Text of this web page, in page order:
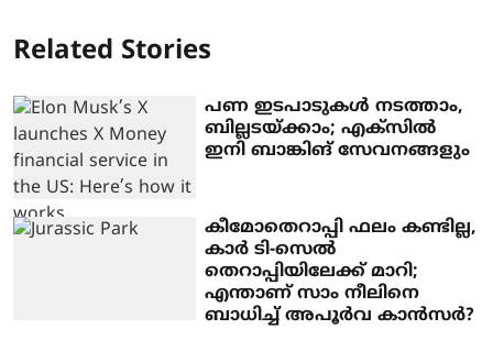
Related Stories
പണ ഇടപാടുകള്‍ നടത്താം,
ബില്ലടയ്ക്കാം; എക്സില്‍
ഇനി ബാങ്കിങ് സേവനങ്ങളും
കീമോതെറാപ്പി ഫലം കണ്ടില്ല,
കാർ ടി-സെൽ
തെറാപ്പിയിലേക്ക് മാറി;
എന്താണ് സാം നീലിനെ
ബാധിച്ച് അപൂർവ കാൻസ‍ർ?